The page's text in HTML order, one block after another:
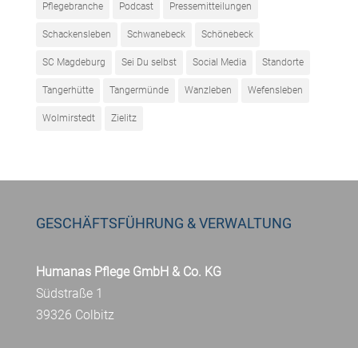
Pflegebranche Podcast Pressemitteilungen
Schackensleben Schwanebeck Schönebeck
SC Magdeburg Sei Du selbst Social Media Standorte
Tangerhütte Tangermünde Wanzleben Wefensleben
Wolmirstedt Zielitz
GESCHÄFTSFÜHRUNG & VERWALTUNG
Humanas Pflege GmbH & Co. KG
Südstraße 1
39326 Colbitz